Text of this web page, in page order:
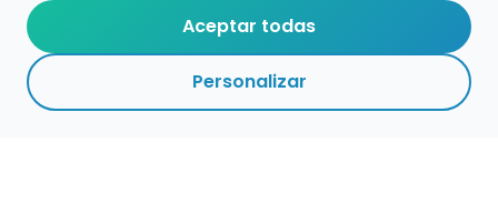
Encuentra Pianista Acompañante
Asesoría para músicos y docentes
Aceptar todas
Personalizar